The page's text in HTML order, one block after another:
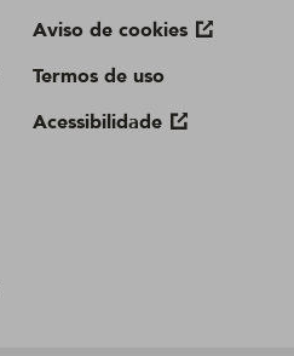
Aviso de cookies
Termos de uso
Acessibilidade